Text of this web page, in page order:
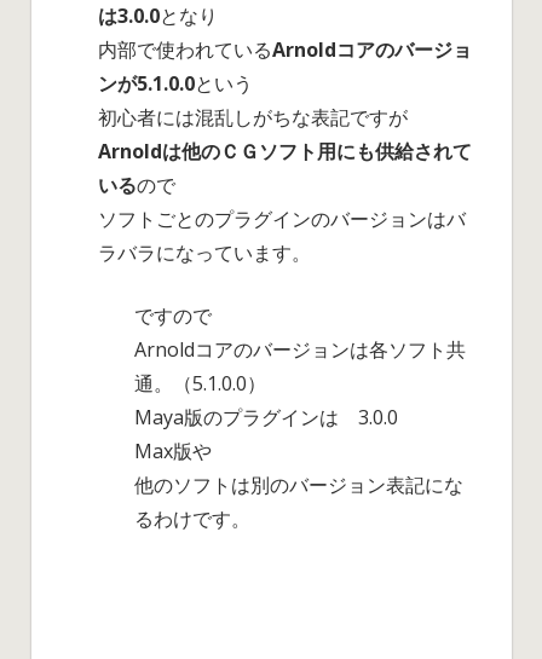
は3.0.0となり
内部で使われているArnoldコアのバージョ
ンが5.1.0.0という
初心者には混乱しがちな表記ですが
Arnoldは他のＣＧソフト用にも供給されて
いるので
ソフトごとのプラグインのバージョンはバ
ラバラになっています。
ですので
Arnoldコアのバージョンは各ソフト共
通。（5.1.0.0）
Maya版のプラグインは 3.0.0
Max版や
他のソフトは別のバージョン表記にな
るわけです。